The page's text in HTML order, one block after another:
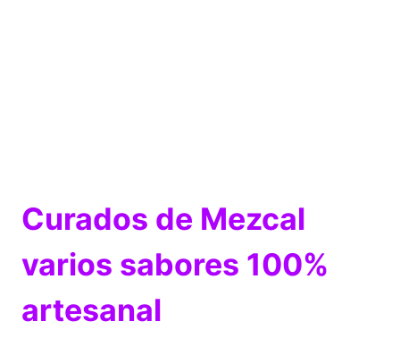
Curados de Mezcal
varios sabores 100%
artesanal